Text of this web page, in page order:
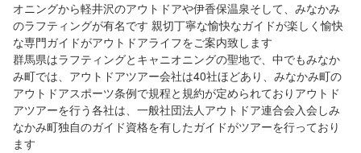
オニングから軽井沢のアウトドアや伊香保温泉そして、みなかみ
のラフティングが有名です 親切丁寧な愉快なガイドが楽しく愉快
な専門ガイドがアウトドアライフをご案内致します
群馬県はラフティングとキャニオニングの聖地で、中でもみなか
み町では、アウトドアツアー会社は40社ほどあり、みなかみ町の
アウトドアスポーツ条例で規程と規約が定められておりアウトド
アツアーを行う各社は、一般社団法人アウトドア連合会入会しみ
なかみ町独自のガイド資格を有したガイドがツアーを行っており
ます